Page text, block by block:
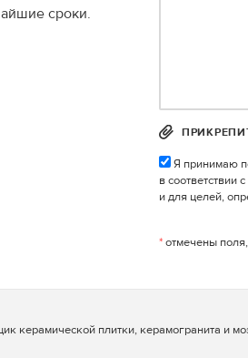
сроки.
Я принимаю
в
и для целей,
*отмечены
керамической плитки, керамогранита и